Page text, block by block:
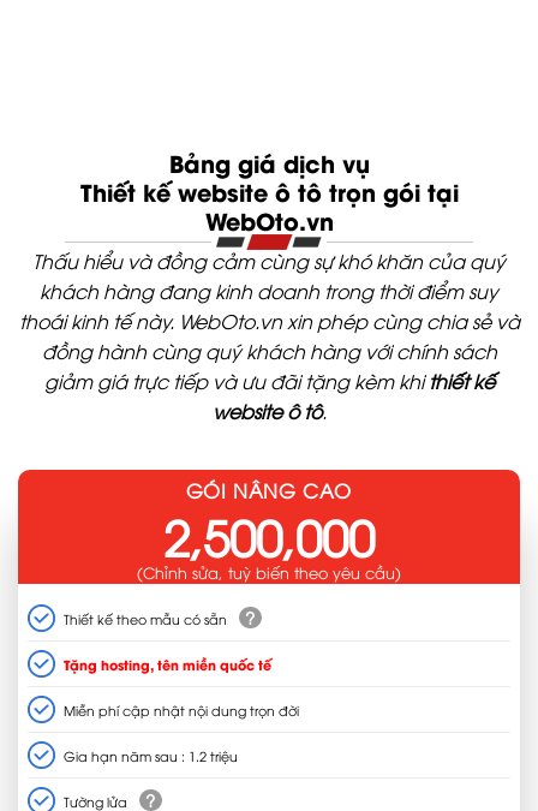
Bảng giá dịch vụ
Thiết kế website ô tô trọn gói tại
WebOto.vn
Thấu hiểu và đồng cảm cùng sự khó khăn của quý
khách hàng đang kinh doanh trong thời điểm suy
thoái kinh tế này. WebOto.vn xin phép cùng chia sẻ và
đồng hành cùng quý khách hàng với chính sách
giảm giá trực tiếp và ưu đãi tặng kèm khithiết kế
website ô tô.
GÓI NÂNG CAO
2,500,000
(Chỉnh sửa, tuỳ biến theo yêu cầu)
Thiết kế theo mẫu có sẵn ?
Tặng hosting, tên miền quốc tế
Miễn phí cập nhật nội dung trọn đời
Gia hạn năm sau : 1.2 triệu
Tường lửa ?